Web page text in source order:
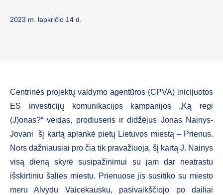
2023 m. lapkričio 14 d.
Centrinės projektų valdymo agentūros (CPVA) inicijuotos
ES investicijų komunikacijos kampanijos „Ką regi
(J)onas?“ veidas, prodiuseris ir didžėjus Jonas Nainys-
Jovani šį kartą aplankė pietų Lietuvos miestą – Prienus.
Nors dažniausiai pro čia tik pravažiuoja, šį kartą J. Nainys
visą dieną skyrė susipažinimui su jam dar neatrastu
išskirtiniu šalies miestu. Prienuose jis susitiko su miesto
meru Alvydu Vaicekausku, pasivaikščiojo po dailiai